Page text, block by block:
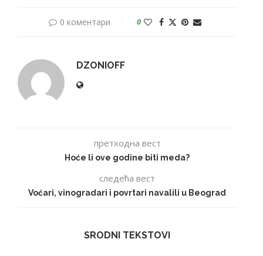
0 коментари 0
DZONIOFF
претходна вест
Hoće li ove godine biti meda?
следећа вест
Voćari, vinogradari i povrtari navalili u Beograd
SRODNI TEKSTOVI